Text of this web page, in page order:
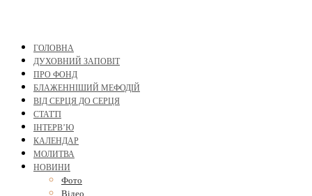
ГОЛОВНА
ДУХОВНИЙ ЗАПОВІТ
ПРО ФОНД
БЛАЖЕННІШИЙ МЕФОДІЙ
ВІД СЕРЦЯ ДО СЕРЦЯ
СТАТТІ
ІНТЕРВ’Ю
КАЛЕНДАР
МОЛИТВА
НОВИНИ
Фото
Відео